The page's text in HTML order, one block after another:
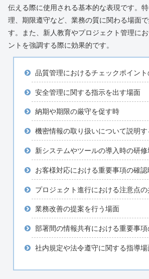
伝える際に使用される基本的な表現です。
理、期限遵守など、業務の質に関わる場面
す。また、新人教育やプロジェクト管理に
ントを強調する際に効果的です。
品質管理におけるチェックポイン
安全管理に関する指示を出す場面
納期や期限の厳守を促す時
機密情報の取り扱いについて説明す
新システムやツールの導入時の研修
お客様対応における重要事項の確認
プロジェクト進行における注意点
業務改善の提案を行う場面
部署間の情報共有における重要事
社内規定や法令遵守に関する指導場